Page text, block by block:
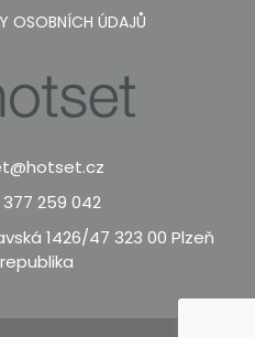
OSOBNÍCH ÚDAJŮ
259 042
1426/47 323 00 Plzeň